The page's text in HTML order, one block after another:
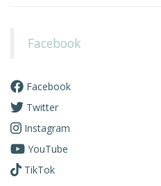
Facebook
Facebook
Twitter
Instagram
YouTube
TikTok